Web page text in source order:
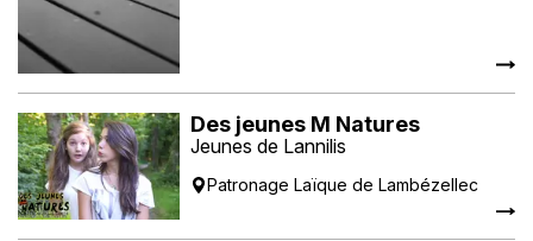
Des jeunes M Natures
Jeunes de Lannilis
Patronage Laïque de Lambézellec